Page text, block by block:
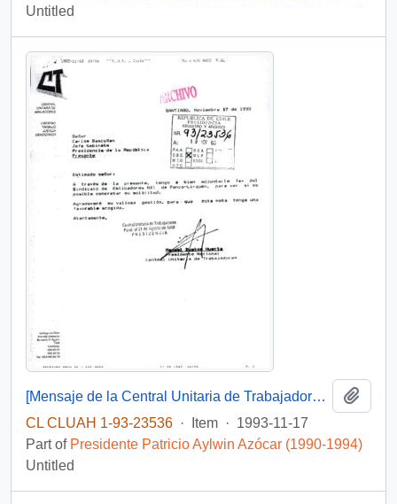
Untitled
[Mensaje de la Central Unitaria de Trabajadores dirigido al Jefe de Gabinete Presidencial, mediante el cual adjunta solicitud del Sindicato de Estibadores N° 1 de Penco-Lirquén]
CL CLUAH 1-93-23536 · Item · 1993-11-17
Part of Presidente Patricio Aylwin Azócar (1990-1994)
Untitled